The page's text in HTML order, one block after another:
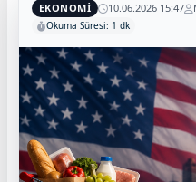
EKONOMİ 10.06.2026 15:47
Okuma Süresi: 1 dk